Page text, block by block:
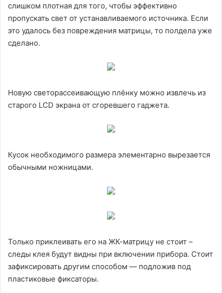
слишком плотная для того, чтобы эффективно
пропускать свет от устанавливаемого источника. Если
это удалось без повреждения матрицы, то полдела уже
сделано.
Новую светорассеивающую плёнку можно извлечь из
старого LCD экрана от сгоревшего гаджета.
Кусок необходимого размера элементарно вырезается
обычными ножницами.
Только приклеивать его на ЖК-матрицу не стоит –
следы клея будут видны при включении прибора. Стоит
зафиксировать другим способом — подложив под
пластиковые фиксаторы.